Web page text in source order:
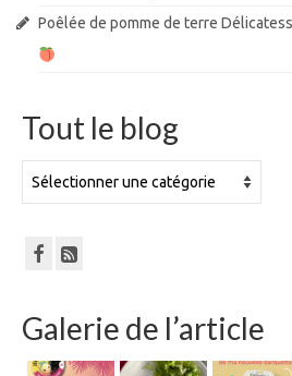
Poêlée de pomme de terre
Tout le blog
le
Galerie de l’article